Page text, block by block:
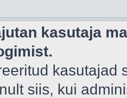
kasutaja
kasutajad
siis, kui